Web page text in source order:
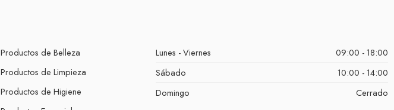
Productos de Belleza
Productos de Limpieza
Productos de Higiene
Lunes - Viernes
09:00 - 18:00
Sábado
10:00 - 14:00
Domingo
Cerrado